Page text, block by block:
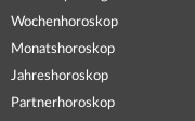
Wochenhoroskop
Monatshoroskop
Jahreshoroskop
Partnerhoroskop